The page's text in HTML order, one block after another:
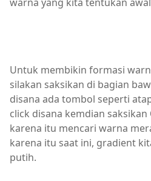
Untuk membikin formasi
silakan saksikan di bagian
disana ada tombol seperti
click disana kemdian
karena itu mencari warna
karena itu saat ini, gradient
putih.